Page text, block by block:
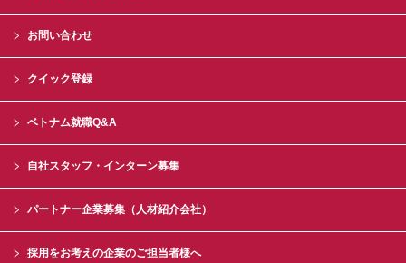
お問い合わせ
クイック登録
ベトナム就職Q&A
自社スタッフ・インターン募集
パートナー企業募集（人材紹介会社）
採用をお考えの企業のご担当者様へ